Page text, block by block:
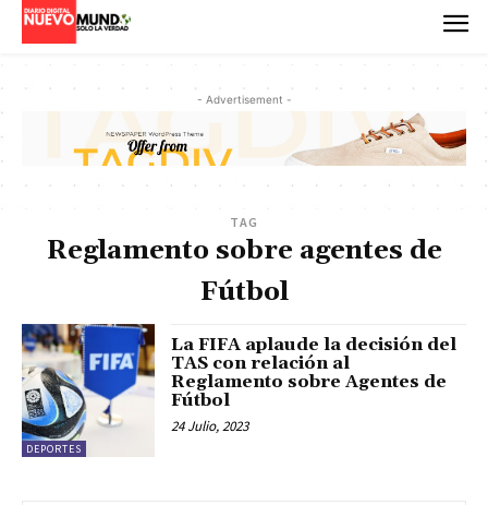
- Advertisement -
TAG
Reglamento sobre agentes de
Fútbol
DEPORTES
La FIFA aplaude la decisión del
TAS con relación al
Reglamento sobre Agentes de
Fútbol
24 Julio, 2023